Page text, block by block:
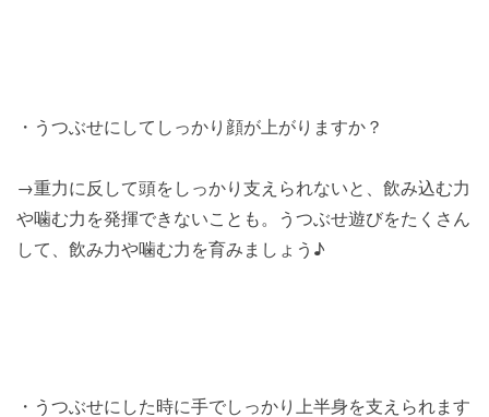
・うつぶせにしてしっかり顔が上がりますか？
→重力に反して頭をしっかり支えられないと、飲み込む力
や噛む力を発揮できないことも。うつぶせ遊びをたくさん
して、飲み力や噛む力を育みましょう♪
・うつぶせにした時に手でしっかり上半身を支えられます